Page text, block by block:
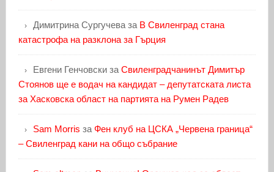
Димитрина Сургучеваза В Свиленград стана
катастрофа на разклона за Гърция
Евгени Генчовскиза Свиленградчанинът Димитър
Стоянов ще е водач на кандидат – депутатската листа
за Хасковска област на партията на Румен Радев
Sam Morris за Фен клуб на ЦСКА „Червена граница“
– Свиленград кани на общо събрание